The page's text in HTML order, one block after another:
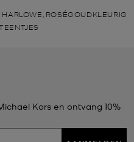
HARLOWE, ROSÉGOUDKLEURIG
Kors en ontvang 10%